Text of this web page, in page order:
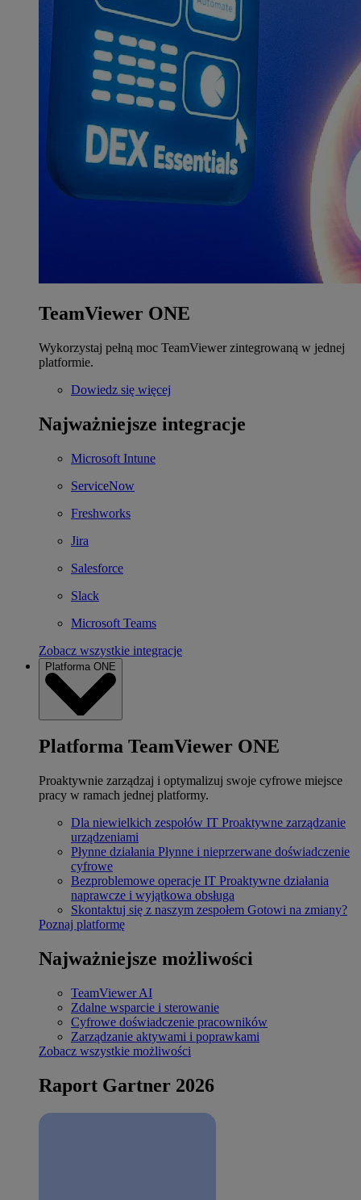
TeamViewer ONE
Wykorzystaj pełną moc TeamViewer zintegrowaną w jednej
platformie.
Dowiedz się więcej
Najważniejsze integracje
Microsoft Intune
ServiceNow
Freshworks
Jira
Salesforce
Slack
Microsoft Teams
Zobacz wszystkie integracje
Platforma ONE
Platforma TeamViewer ONE
Proaktywnie zarządzaj i optymalizuj swoje cyfrowe miejsce
pracy w ramach jednej platformy.
Dla niewielkich zespołów IT Proaktywne zarządzanie
urządzeniami
Płynne działania Płynne i nieprzerwane doświadczenie
cyfrowe
Bezproblemowe operacje IT Proaktywne działania
naprawcze i wyjątkowa obsługa
Skontaktuj się z naszym zespołem Gotowi na zmiany?
Poznaj platformę
Najważniejsze możliwości
TeamViewer AI
Zdalne wsparcie i sterowanie
Cyfrowe doświadczenie pracowników
Zarządzanie aktywami i poprawkami
Zobacz wszystkie możliwości
Raport Gartner 2026